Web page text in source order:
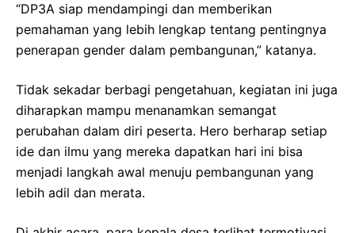
“DP3A siap mendampingi dan memberikan
pemahaman yang lebih lengkap tentang pentingnya
penerapan gender dalam pembangunan,” katanya.
Tidak sekadar berbagi pengetahuan, kegiatan ini juga
diharapkan mampu menanamkan semangat
perubahan dalam diri peserta. Hero berharap setiap
ide dan ilmu yang mereka dapatkan hari ini bisa
menjadi langkah awal menuju pembangunan yang
lebih adil dan merata.